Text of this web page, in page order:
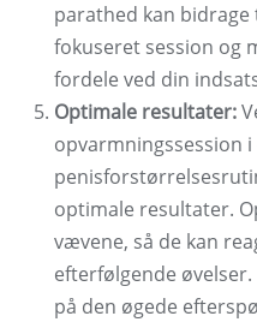
parathed kan
fokuseret session og
fordele ved din
Optimale resultater:
opvarmningssession i
optimale resultater.
vævene, så de kan
efterfølgende
på den øgede